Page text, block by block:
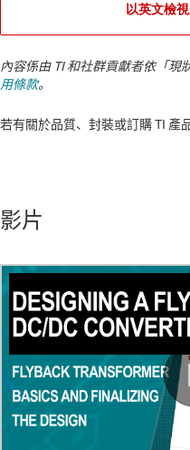
以英文檢
內容係由 TI 和社群貢獻者依「現
用條款。
若有關於品質、封裝或訂購 TI 產
影片